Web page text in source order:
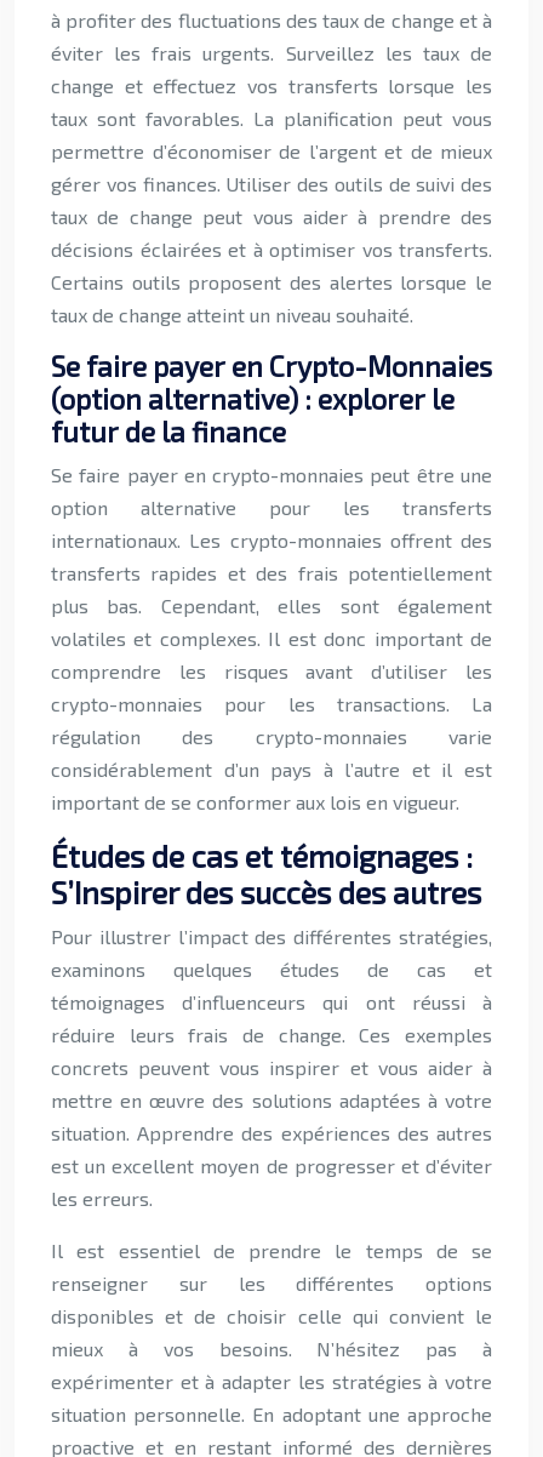
à profiter des fluctuations des taux de change et à
éviter les frais urgents. Surveillez les taux de
change et effectuez vos transferts lorsque les
taux sont favorables. La planification peut vous
permettre d’économiser de l’argent et de mieux
gérer vos finances. Utiliser des outils de suivi des
taux de change peut vous aider à prendre des
décisions éclairées et à optimiser vos transferts.
Certains outils proposent des alertes lorsque le
taux de change atteint un niveau souhaité.
Se faire payer en Crypto-Monnaies
(option alternative) : explorer le
futur de la finance
Se faire payer en crypto-monnaies peut être une
option alternative pour les transferts
internationaux. Les crypto-monnaies offrent des
transferts rapides et des frais potentiellement
plus bas. Cependant, elles sont également
volatiles et complexes. Il est donc important de
comprendre les risques avant d’utiliser les
crypto-monnaies pour les transactions. La
régulation des crypto-monnaies varie
considérablement d’un pays à l’autre et il est
important de se conformer aux lois en vigueur.
Études de cas et témoignages :
S’Inspirer des succès des autres
Pour illustrer l’impact des différentes stratégies,
examinons quelques études de cas et
témoignages d’influenceurs qui ont réussi à
réduire leurs frais de change. Ces exemples
concrets peuvent vous inspirer et vous aider à
mettre en œuvre des solutions adaptées à votre
situation. Apprendre des expériences des autres
est un excellent moyen de progresser et d’éviter
les erreurs.
Il est essentiel de prendre le temps de se
renseigner sur les différentes options
disponibles et de choisir celle qui convient le
mieux à vos besoins. N’hésitez pas à
expérimenter et à adapter les stratégies à votre
situation personnelle. En adoptant une approche
proactive et en restant informé des dernières